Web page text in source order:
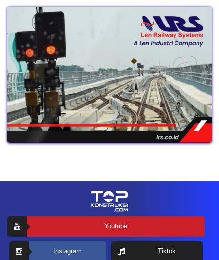
Youtube
Instagram Tiktok